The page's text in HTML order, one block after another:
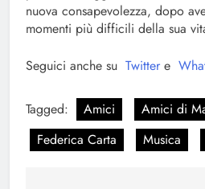
nuova consapevolezza, dopo
momenti più difficili della sua
Seguici anche su Twitter e
Tagged: Amici
Amici di
Federica Carta
Musica